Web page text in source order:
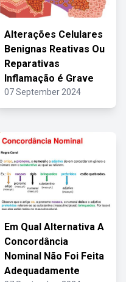
Alterações Celulares
Benignas Reativas Ou
Reparativas
Inflamação é Grave
07 September 2024
Em Qual Alternativa A
Concordância
Nominal Não Foi Feita
Adequadamente